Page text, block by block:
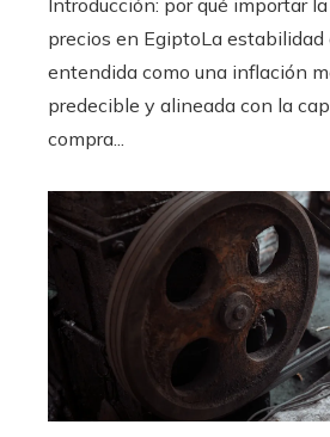
Introducción: por qué importar
precios en EgiptoLa
entendida como una inflación
predecible y alineada con la
compra...